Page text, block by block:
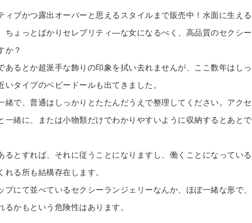
ィブかつ露出オーバーと思えるスタイルまで販売中！水面に生える
ちょっとばかりセレブリティ―な女になるべく、高品質のセクシー
か？
あるとか超派手な飾りの印象を拭い去れませんが、ここ数年はしっ
タイプのベビードールも出てきました。
緒で、普通はしっかりとたたんだうえで整理してください。アクセ
一緒に、または小物類だけでわかりやすいように収納するとあとで
るとすれば、それに従うことになりますし、働くことになっている
る所も結構存在します。
にて並べているセクシーランジェリーなんか、ほぼ一緒な形で、
かもという危険性はあります。